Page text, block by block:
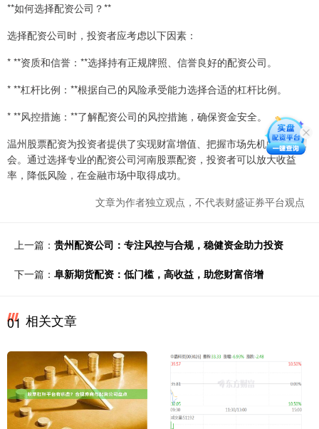
**如何选择配资公司？**
选择配资公司时，投资者应考虑以下因素：
* **资质和信誉：**选择持有正规牌照、信誉良好的配资公司。
* **杠杆比例：**根据自己的风险承受能力选择合适的杠杆比例。
* **风控措施：**了解配资公司的风控措施，确保资金安全。
温州股票配资为投资者提供了实现财富增值、把握市场先机的绝佳机
会。通过选择专业的配资公司河南股票配资，投资者可以放大收益
率，降低风险，在金融市场中取得成功。
文章为作者独立观点，不代表财盛证券平台观点
上一篇： 贵州配资公司：专注风控与合规，稳健资金助力投资
下一篇： 阜新期货配资：低门槛，高收益，助您财富倍增
01 相关文章